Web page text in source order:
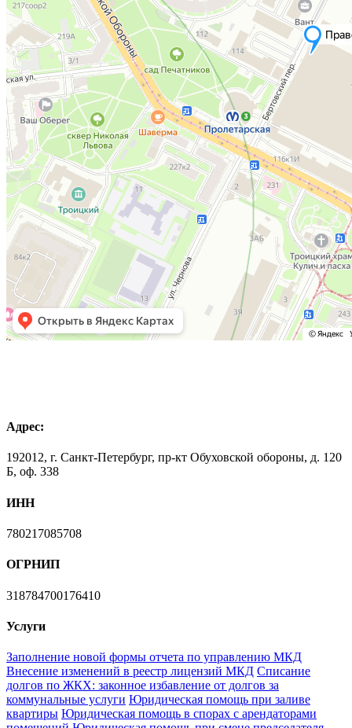
Адрес:
192012, г. Санкт-Петербург, пр-кт Обуховской обороны, д. 120
Б, оф. 338
ИНН
780217085708
ОГРНИП
318784700176410
Услуги
Заполнение новой формы отчета по управлению МКД
Внесение изменений в реестр лицензий МКД Списание
долгов по ЖКХ: законное избавление от долгов за
коммунальные услуги Юридическая помощь при заливе
квартиры Юридическая помощь в спорах с арендаторами